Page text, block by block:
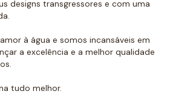
designs transgressores e com uma
à água e somos incansáveis em
a excelência e a melhor qualidade
tudo melhor.